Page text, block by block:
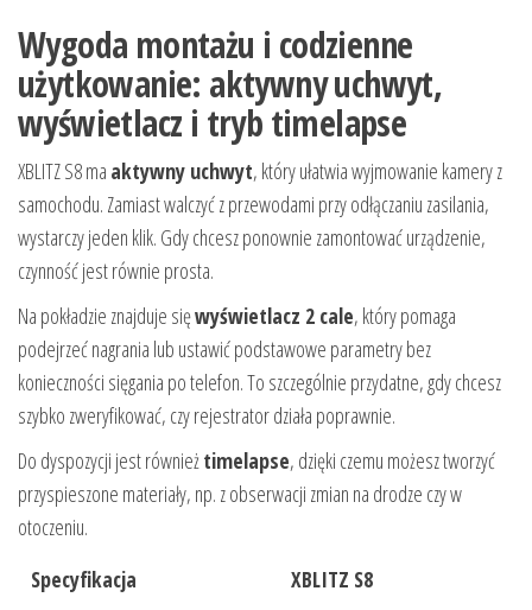
Wygoda montażu i codzienne
użytkowanie: aktywny uchwyt,
wyświetlacz i tryb timelapse
XBLITZ S8 ma aktywny uchwyt, który ułatwia wyjmowanie kamery z
samochodu. Zamiast walczyć z przewodami przy odłączaniu zasilania,
wystarczy jeden klik. Gdy chcesz ponownie zamontować urządzenie,
czynność jest równie prosta.
Na pokładzie znajduje sięwyświetlacz 2 cale, który pomaga
podejrzeć nagrania lub ustawić podstawowe parametry bez
konieczności sięgania po telefon. To szczególnie przydatne, gdy chcesz
szybko zweryfikować, czy rejestrator działa poprawnie.
Do dyspozycji jest równieżtimelapse, dzięki czemu możesz tworzyć
przyspieszone materiały, np. z obserwacji zmian na drodze czy w
otoczeniu.
Specyfikacja
XBLITZ S8